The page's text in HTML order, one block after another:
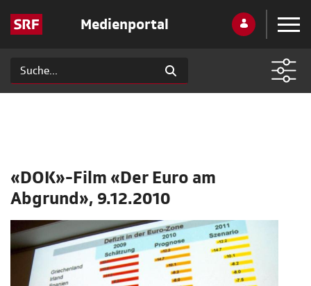
Medienportal
«DOK»-Film «Der Euro am
Abgrund», 9.12.2010